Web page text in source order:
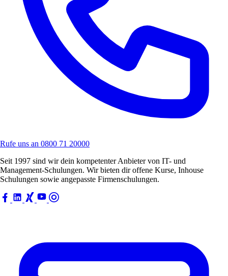
Rufe uns an 0800 71 20000
Seit 1997 sind wir dein kompetenter Anbieter von IT- und
Management-Schulungen. Wir bieten dir offene Kurse, Inhouse
Schulungen sowie angepasste Firmenschulungen.